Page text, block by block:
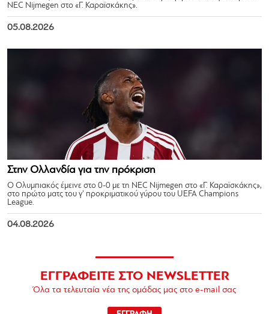
NEC Nijmegen στο «Γ. Καραϊσκάκης».
05.08.2026
Στην Ολλανδία για την πρόκριση
Ο Ολυμπιακός έμεινε στο 0-0 με τη NEC Nijmegen στο «Γ. Καραϊσκάκης»,
στο πρώτο ματς του γ’ προκριματικού γύρου του UEFA Champions
League.
04.08.2026
ΕΓΓΡΑΦΕΙΤΕ ΣΤΟ NEWSLETTER
Όλα τα τελευταία νέα της ομάδας μας στο e-mail σας